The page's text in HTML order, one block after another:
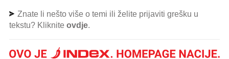
Znate li nešto više o temi ili želite prijaviti grešku u
tekstu? Kliknite ovdje.